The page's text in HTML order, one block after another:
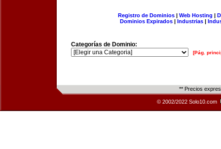
Registro de Dominios| Web Hosting |
Dominios Expirados | Industrias |
Categorías de Dominio:
[Pág.
** Precios
© 2002/2022 Solo10.com